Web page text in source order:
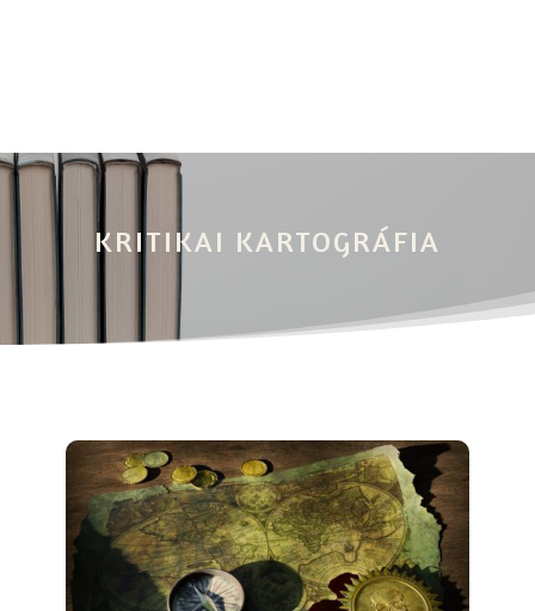
KRITIKAI KARTOGRÁFIA